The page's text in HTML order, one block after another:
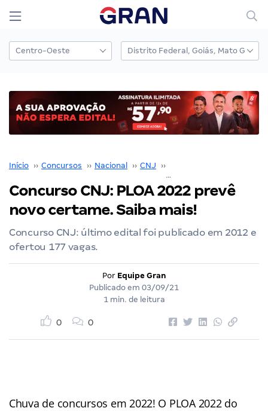
Início ›› Concursos ›› Nacional ›› CNJ ››
Concurso CNJ: PLOA 2022 prevê
novo certame. Saiba mais!
Concurso CNJ: último edital foi publicado em 2012 e
ofertou 177 vagas.
Por Equipe Gran
Publicado em 03/09/21
1 min. de leitura
0 0
Chuva de concursos em 2022! O PLOA 2022 do